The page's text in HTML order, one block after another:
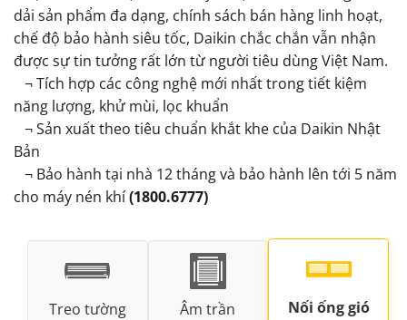
dải sản phẩm đa dạng, chính sách bán hàng linh hoạt,
chế độ bảo hành siêu tốc, Daikin chắc chắn vẫn nhận
được sự tin tưởng rất lớn từ người tiêu dùng Việt Nam.
¬ Tích hợp các công nghệ mới nhất trong tiết kiệm
năng lượng, khử mùi, lọc khuẩn
¬ Sản xuất theo tiêu chuẩn khắt khe của Daikin Nhật
Bản
¬ Bảo hành tại nhà 12 tháng và bảo hành lên tới 5 năm
cho máy nén khí(1800.6777)
Treo tường Âm trần Nối ống gió